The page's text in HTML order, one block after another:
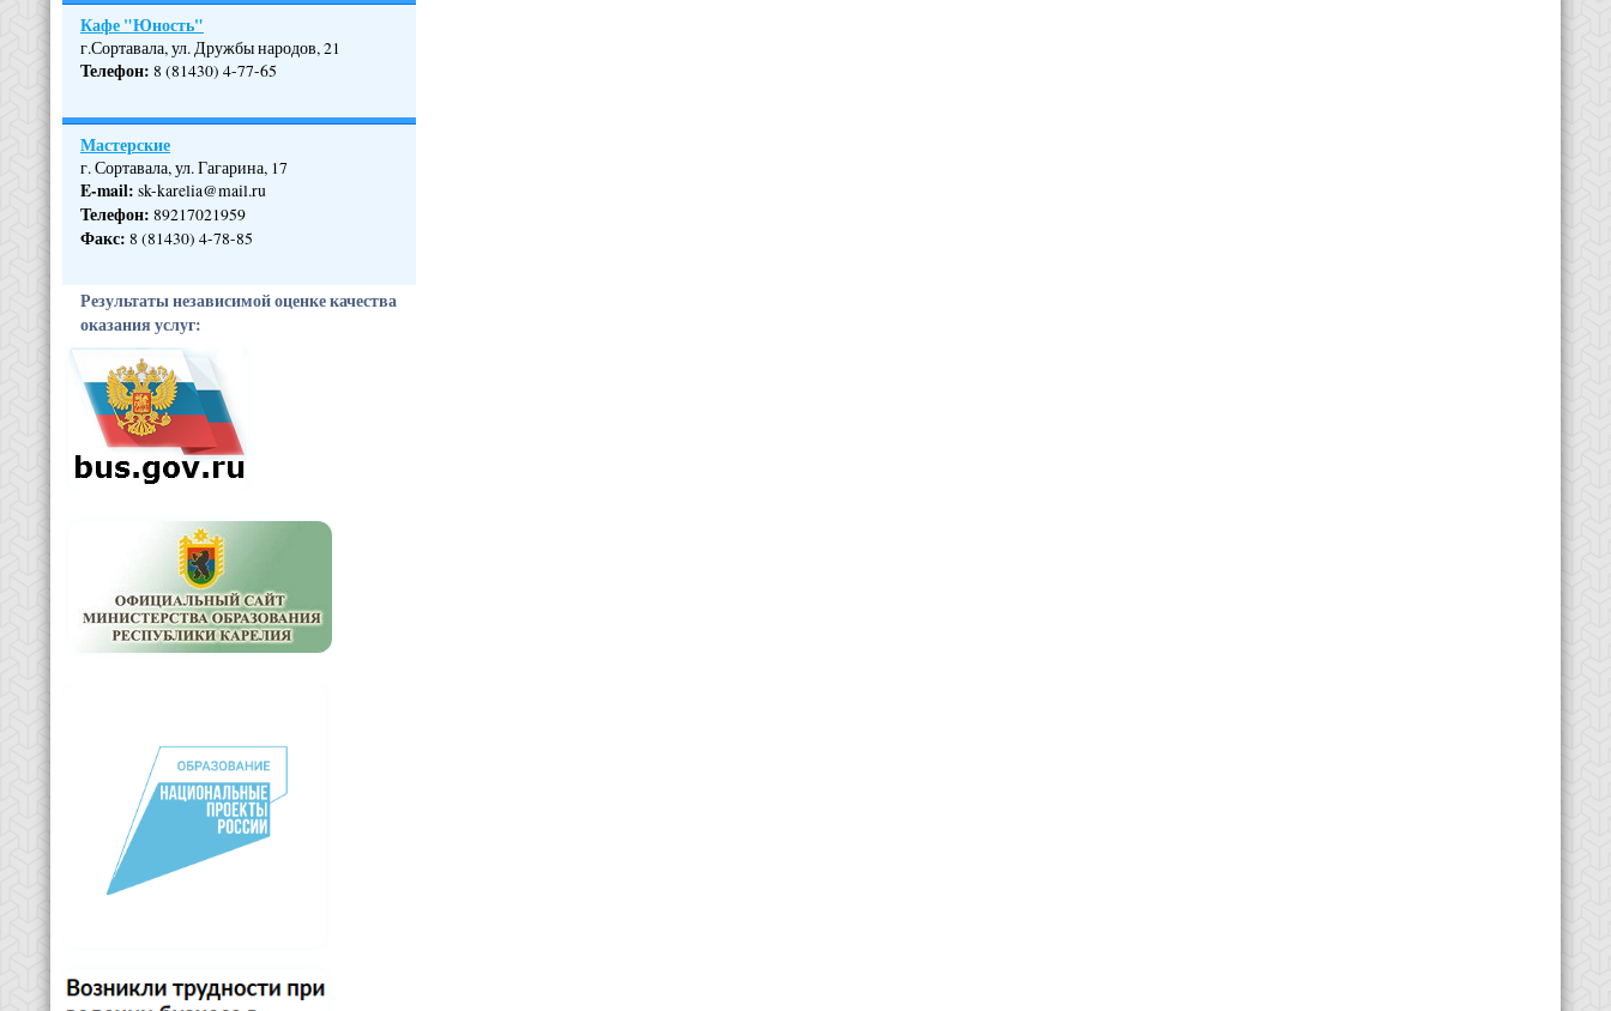
Кафе "Юность"
г.Сортавала, ул. Дружбы народов, 21
Телефон: 8 (81430) 4-77-65
Мастерские
г. Сортавала, ул. Гагарина, 17
E-mail: sk-karelia@mail.ru
Телефон: 89217021959
Факс: 8 (81430) 4-78-85
Результаты независимой оценке качества
оказания услуг: